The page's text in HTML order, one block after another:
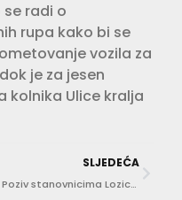
radi o
rupa kako bi se
vozila za
je za jesen
kolnika Ulice kralja
SLJEDEĆA
Poziv stanovnicima Lozice na priključenje na sustav javne odvodnje